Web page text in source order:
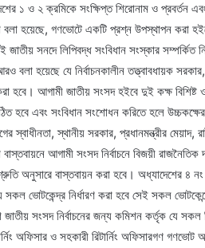
১ ও ২ ক্রমিকে সংক্ষিপ্ত শিরোনাম ও প্রবর্তন
হয়েছে, গণভোটে একটি প্রশ্ন উপস্থাপন করা
সনদে লিপিবদ্ধ সংবিধান সংস্কার
হয়েছে যে নির্বাচনকালীন তত্ত্বাবধায়ক
হবে। আগামী জাতীয় সংসদ হইবে দুই কক্ষ বিশিষ্ট
হবে এবং সংবিধান সংশোধন করিতে হলে
স্বাধীনতা, স্থানীয় সরকার, প্রধানমন্ত্রীর মেয়াদ,
আগামী সংসদ নির্বাচনে বিজয়ী
অনুসারে বাস্তবায়ন করা হবে। অধ্যাদেশের ৪ নং
ভোটকেন্দ্র নির্ধারণ করা হবে সেই সকল
সংসদ নির্বাচনের জন্য কমিশন কর্তৃক যে সকল
অফিসার ও সহকারী রিটার্নিং অফিসারগণ